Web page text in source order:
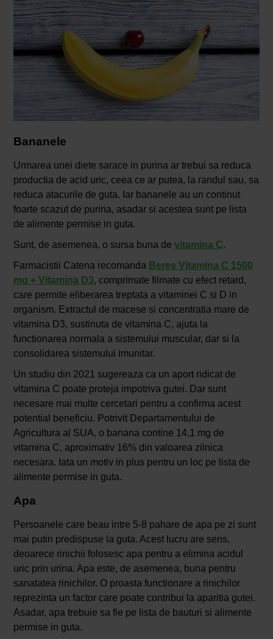
Bananele
Urmarea unei diete sarace in purina ar trebui sa reduca
productia de acid uric, ceea ce ar putea, la randul sau, sa
reduca atacurile de guta. Iar bananele au un continut
foarte scazut de purina, asadar si acestea sunt pe lista
de alimente permise in guta.
Sunt, de asemenea, o sursa buna de vitamina C.
Farmacistii Catena recomanda Beres Vitamina C 1500
mg + Vitamina D3, comprimate filmate cu efect retard,
care permite eliberarea treptata a vitaminei C si D in
organism. Extractul de macese si concentratia mare de
vitamina D3, sustinuta de vitamina C, ajuta la
functionarea normala a sistemului muscular, dar si la
consolidarea sistemului imunitar.
Un studiu din 2021 sugereaza ca un aport ridicat de
vitamina C poate proteja impotriva gutei. Dar sunt
necesare mai multe cercetari pentru a confirma acest
potential beneficiu. Potrivit Departamentului de
Agricultura al SUA, o banana contine 14,1 mg de
vitamina C, aproximativ 16% din valoarea zilnica
necesara. Iata un motiv in plus pentru un loc pe lista de
alimente permise in guta.
Apa
Persoanele care beau intre 5-8 pahare de apa pe zi sunt
mai putin predispuse la guta. Acest lucru are sens,
deoarece rinichii folosesc apa pentru a elimina acidul
uric prin urina. Apa este, de asemenea, buna pentru
sanatatea rinichilor. O proasta functionare a rinichilor
reprezinta un factor care poate contribui la aparitia gutei.
Asadar, apa trebuie sa fie pe lista de bauturi si alimente
permise in guta.